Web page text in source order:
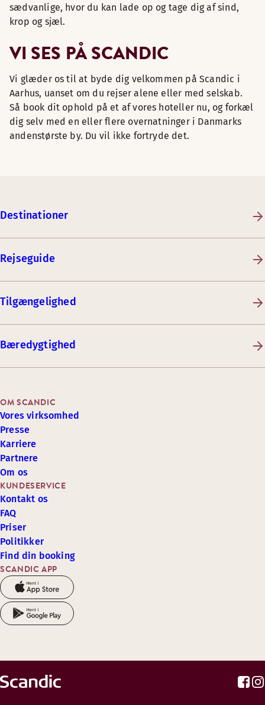
sædvanlige, hvor du kan lade op og tage dig af sind,
krop og sjæl.
VI SES PÅ SCANDIC
Vi glæder os til at byde dig velkommen på Scandic i
Aarhus, uanset om du rejser alene eller med selskab.
Så book dit ophold på et af vores hoteller nu, og forkæl
dig selv med en eller flere overnatninger i Danmarks
andenstørste by. Du vil ikke fortryde det.
Destinationer
Rejseguide
Tilgængelighed
Bæredygtighed
SCANDIC APP
KUNDESERVICE
Kontakt os
FAQ
Priser
Politikker
Find din booking
OM SCANDIC
Vores virksomhed
Presse
Karriere
Partnere
Om os